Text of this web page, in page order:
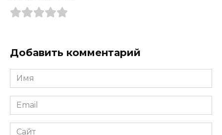
Добавить комментарий
Имя
*
Email
*
Сайт